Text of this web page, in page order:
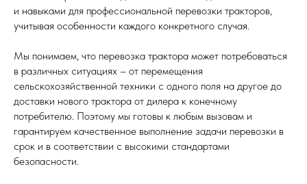
и навыками для профессиональной перевозки тракторов,
учитывая особенности каждого конкретного случая.
Мы понимаем, что перевозка трактора может потребоваться
в различных ситуациях – от перемещения
сельскохозяйственной техники с одного поля на другое до
доставки нового трактора от дилера к конечному
потребителю. Поэтому мы готовы к любым вызовам и
гарантируем качественное выполнение задачи перевозки в
срок и в соответствии с высокими стандартами
безопасности.